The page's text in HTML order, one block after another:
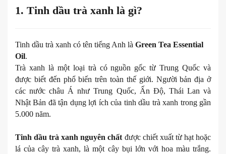
1. Tinh dầu trà xanh là gì?
Tinh dầu trà xanh có tên tiếng Anh là Green Tea Essential
Oil.
Trà xanh là một loại trà có nguồn gốc từ Trung Quốc và
được biết đến phổ biến trên toàn thế giới. Người bản địa ở
các nước châu Á như Trung Quốc, Ấn Độ, Thái Lan và
Nhật Bản đã tận dụng lợi ích của tinh dầu trà xanh trong gần
5.000 năm.
Tinh dầu trà xanh nguyên chất được chiết xuất từ hạt hoặc
lá của cây trà xanh, là một cây bụi lớn với hoa màu trắng.